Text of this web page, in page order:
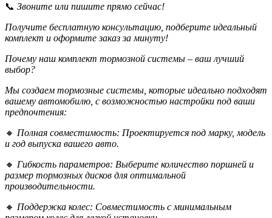
📞 Звоните или пишите прямо сейчас!
Получите бесплатную консультацию, подберите идеальный
комплект и оформите заказ за минуту!
Почему наш комплект тормозной системы – ваш лучший
выбор?
Мы создаем тормозные системы, которые идеально подходят
вашему автомобилю, с возможностью настройки под ваши
предпочтения:
🔸 Полная совместимость: Проектируется под марку, модель
и год выпуска вашего авто.
🔸 Гибкость параметров: Выберите количество поршней и
размер тормозных дисков для оптимальной
производительности.
🔸 Поддержка колес: Совместимость с минимальным